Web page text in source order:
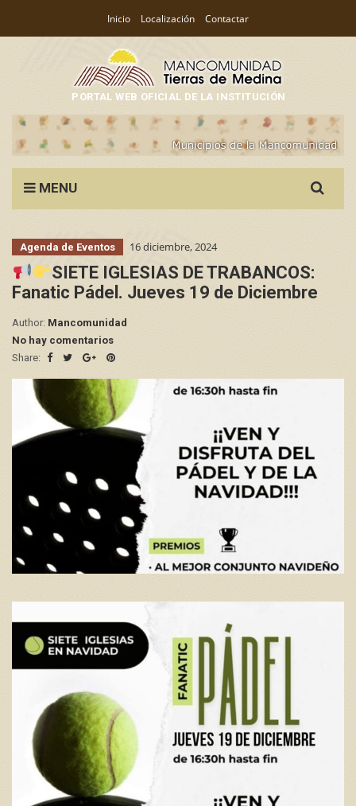
Inicio Localización Contactar
PORTAL WEB OFICIAL DE LA INSTITUCIÓN
MENU
for:
Agenda de Eventos 16 diciembre, 2024
SIETE IGLESIAS DE TRABANCOS:
Fanatic Pádel. Jueves 19 de Diciembre
Author: Mancomunidad
No hay comentarios
Share: